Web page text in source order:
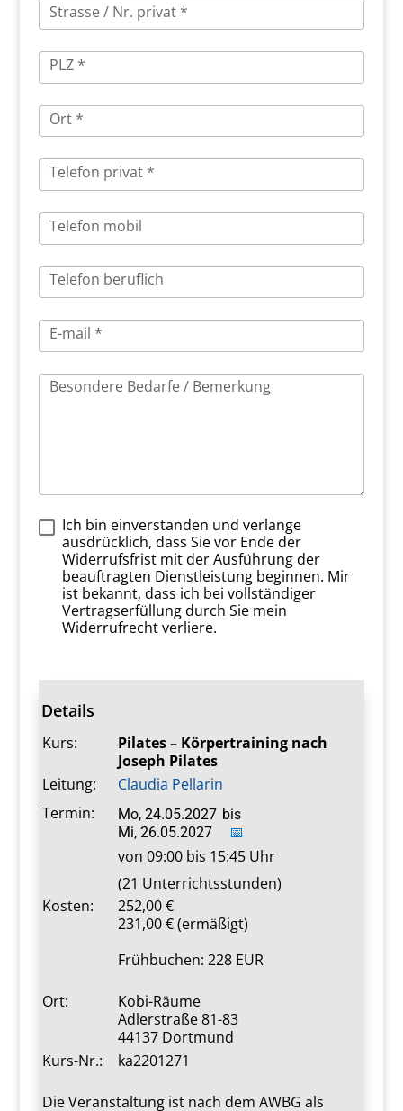
Strasse / Nr. privat *
PLZ *
Ort *
Telefon privat *
Telefon mobil
Telefon beruflich
E-mail *
Besondere Bedarfe / Bemerkung
Ich bin einverstanden und verlange
ausdrücklich, dass Sie vor Ende der
Widerrufsfrist mit der Ausführung der
beauftragten Dienstleistung beginnen. Mir
ist bekannt, dass ich bei vollständiger
Vertragserfüllung durch Sie mein
Widerrufrecht verliere.
Details
Kurs:
Pilates – Körpertraining nach
Joseph Pilates
Leitung:
Claudia Pellarin
Termin:
Mo, 24.05.2027 bis
Mi, 26.05.2027
📅
von 09:00 bis 15:45 Uhr
(21 Unterrichtsstunden)
Kosten:
252,00
231,00 € (ermäßigt)
Frühbuchen: 228 EUR
Ort:
Kobi-Räume
Adlerstraße 81-83
44137 Dortmund
Kurs-Nr.:
ka2201271
Die Veranstaltung ist nach dem AWBG als